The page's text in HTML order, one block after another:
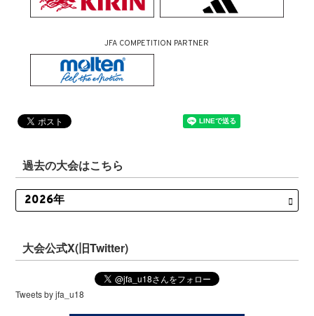
JFA COMPETITION PARTNER
過去の大会はこちら
大会公式X(旧Twitter)
Tweets by jfa_u18